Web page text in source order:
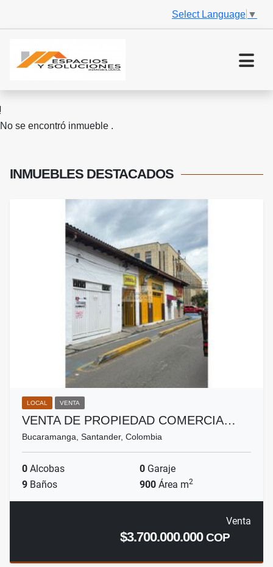
Select Language ▼
No se encontró inmueble .
INMUEBLES DESTACADOS
LOCAL VENTA
VENTA DE PROPIEDAD COMERCIA…
Bucaramanga, Santander, Colombia
0 Alcobas 0 Garaje
9 Baños 900 Área m2
Venta
$3.700.000.000COP